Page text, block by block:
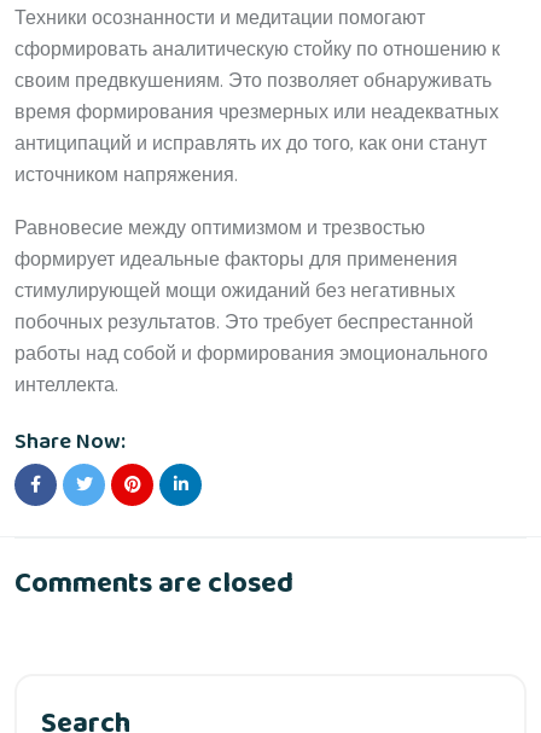
Техники осознанности и медитации помогают
сформировать аналитическую стойку по отношению к
своим предвкушениям. Это позволяет обнаруживать
время формирования чрезмерных или неадекватных
антиципаций и исправлять их до того, как они станут
источником напряжения.
Равновесие между оптимизмом и трезвостью
формирует идеальные факторы для применения
стимулирующей мощи ожиданий без негативных
побочных результатов. Это требует беспрестанной
работы над собой и формирования эмоционального
интеллекта.
Share Now:
Comments are closed
Search